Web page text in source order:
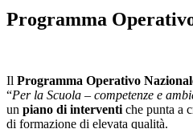
Programma
Il Programma Operativo
“Per la Scuola – competenze e
un piano di interventi che punta a
di formazione di elevata qualità.